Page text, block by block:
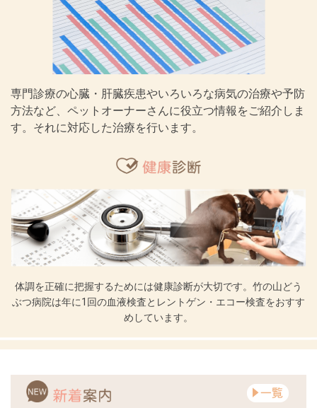
専門診療の心臓・肝臓疾患やいろいろな病気の治療や予防
方法など、ペットオーナーさんに役立つ情報をご紹介しま
す。それに対応した治療を行います。
体調を正確に把握するためには健康診断が大切です。竹の山どう
ぶつ病院は年に1回の血液検査とレントゲン・エコー検査をおすす
めしています。